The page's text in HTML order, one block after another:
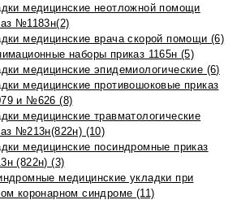
медицинские неотложной помощи
№1183н(2)
медицинские врача скорой помощи (6)
наборы приказ 1165н (5)
медицинские эпидемиологические (6)
медицинские противошоковые приказ
и №626 (8)
медицинские травматологические
№213н(822н) (10)
медицинские посиндромные приказ
(822н) (3)
медицинские укладки при
коронарном синдроме (11)